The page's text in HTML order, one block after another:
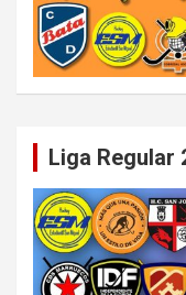
Liga Regular